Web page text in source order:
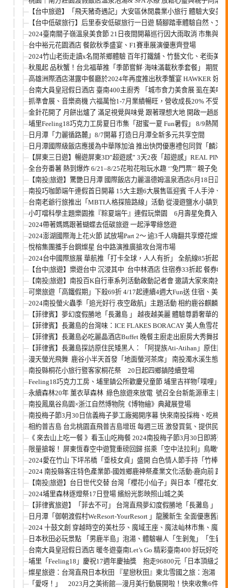
【台中旅遊】「飛天豬奇遇記」大安區休閒農業小旅行 體驗大安美
【台中低碳旅行】后里泰安低碳旅行一日遊 騎腳踏車體驗自然、文
2024臺南關子嶺溫泉美食節 21日夜間開幕巡行因大雨取消 市集與舞
台中裕元花園酒店 餐飲秋季盛宴、F1賽車展演優惠齊登場
2024竹山老街走讀x名間茶鄉體驗 百年打鐵舖、竹藝文化、老街美
秋風起 品秋蟹！台北福華推「季節嘗鮮·海味滿載秋季套餐」 期間
高雄洲際酒店湛露中餐廳於2024年再度推出秋季蟹宴 HAWKER 好
台南大員皇冠假日酒店 臺南400主廚秀 「城市食力美食展 虱在美味
抓準會展、音樂商機 六福萬怡1-7月業績暢旺，營收成長20% 不受
金針花開了 月餅出爐了 滿足視覺與味覺 跟著理想大地 開啟一趟感
埔里Feeling18巧克力工房夏日市集「甜蜜一夏 Fun暑假」 8/9熱鬧登
日月潭「力麗循路麓」8/7開幕 打造日月潭全新多元共享空間
日月潭國際級飯店應援為中華隊加油 推出快閃優惠禮包同賀「麟
【屏東三日遊】暢遊屏東3D”超遊感” 3天2夜「超遊感」REAL
全台夯番薯 熱到爆炸 6/21–8/25花啦花啦玩水趣 ‘’免門票’’ 親子免
【南投|旅遊】驚艷日月潭 國際飯店力麗溫德姆溫泉酒店6月18日正
南投巧咖節端午連假首日開幕 15大主題6大展售區迎賓 千人手沖、
台南老爺行旅推出「MBTI人格探險路線」活動 從漫遊鹽水小鎮到
小叮噹科學主題樂園推『粽夏端午』連假玩樂園 6月壽星免費入園
2024帶著媽媽跟著蝴蝶去低碳旅遊 一起淨零綠悠遊
2024澎湖國際海上花火節 試放場Part 2～ 逾3千人嗨翻共享煙花燦爛
悅榕集團攜手台鋼燦星 台中路演推廣搶攻台灣市場
2024台中國際旅展 華航推「打卡全球，人人有折」 全航線85折起，
【台中|旅遊】樂遊台中 沉浸其中 台中林酒店 住宿券33折起 餐券88
【南投|旅遊】南投百K自行車系列活動啟動記者會 邀請大家來南投
可樂旅遊「高鐵假期」下殺69折 4/17起連續4週大Fun送 住宿、美
2024南投螢火蟲季「追光好行.夜空啟航」主題活動 相約鹿谷麒麟潭
【菲律賓】夢幻度假勝地「長灘島 」 越夜越美麗 體驗尊爵奢華的高
【菲律賓】長灘島的台灣味：ICE FLAKES BORACAY 美人魚雪花冰
【菲律賓】長灘島必吃麗晶酒店Buffet 晚餐主廚走出廚房大秀舞技
【菲律賓】長灘島探訪原住民矮黑人：「阿提族Ati-Atihan」原住民
漫天螢光飛舞 鹿谷小半天首發「地面螢河茶席」 南投濁水溪生態藝
南投縣桐花小旅行暨客家桐花祭 20日起四鄉鎮陸續登場
Feeling18巧克力工房、埔里鎮公所歡慶兒童節 埔里吉祥物｢噗哩｣與
永續森林20年 薰衣草森林 綠色旅遊來放電 號召全台新能源車主 開
南投鳳凰谷鳥園×浙江自然博物院《博物繪》典藏展登場
南投梅子節3月30日信義梅子夢工廠揭開序幕 快來南投採梅、吃梅
相約普吉島 台北桃園直飛普吉島增班 每週三班 激發買氣、提供民眾
《 來去山上吃一餐 》看玉山吃梅餐 2024南投梅子節3月30日即將登
限量搶報！ 屏東恆春空中遊覽重磅回歸 搭乘「空中法拉利」鳥瞰恆
2024愛在竹山 下坪吊橋「垂枝女貞」盛開 白色情人節手持「竹棒金
2024 南投縣客庄特色產業節-國姓鄉鹿神祭產業文化活動-鹿向前 跑
【南投|旅遊】台日世代交替 台灣「櫻花小仙子」與日本「櫻花女王
2024埔里森林逐燈祭17日登場 繽紛光影映照山城之美
【菲律賓旅遊】「菲去不可」 台灣直飛夢幻度假勝地「長灘島 」
日月潭「御朝渡假村WeResort-YourResort 」龍騰新生 全面優惠舊雨
2024 十鼓文創 穿越時空的美杜莎、魔域王座、魔法屾林市集、魔
日本秋田必玩景點 「男鹿半島」泡湯、體驗嚇人「生剝鬼」「生剝
台南大員皇冠假日酒店 暖冬遊臺南Let’s Go 精彩臺南400 好玩好吃不
埔里「Feeling18」慶祝17週年慶抽獎 抱走96800元「日本頂級之
燦星旅遊：台灣直飛日本秋田 『星戀秋田』東北雪國之旅：泡湯、
「愛呀！」 2023月之美術館—漫月美行動展開啦！快來收集6件新